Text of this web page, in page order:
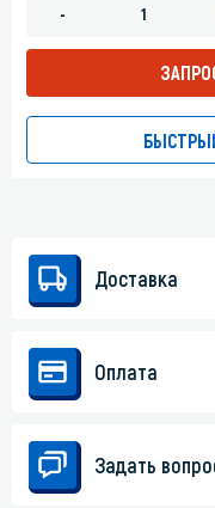
-
Доставка
Оплата
Задать